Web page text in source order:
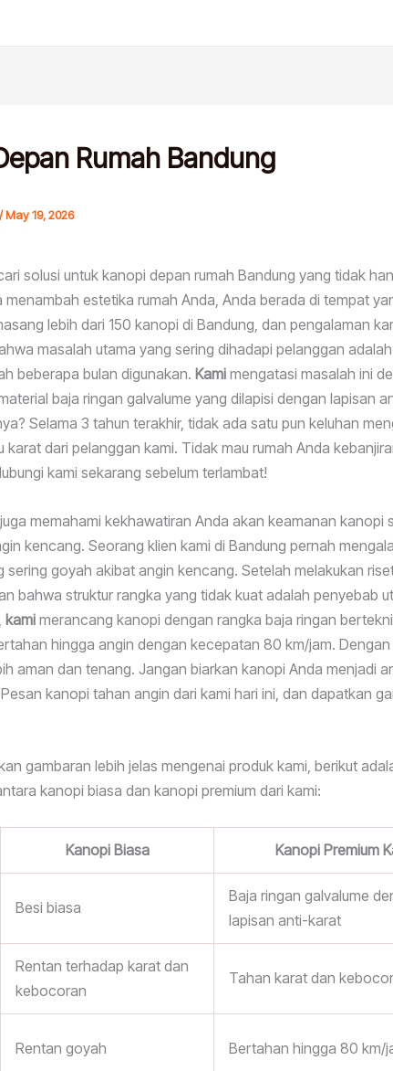
Rumah Bandung
/May 19, 2026
solusi untuk kanopi depan rumah Bandung yang tidak
menambah estetika rumah Anda, Anda berada di tempat
lebih dari 150 kanopi di Bandung, dan pengalaman
masalah utama yang sering dihadapi pelanggan
beberapa bulan digunakan. Kami mengatasi masalah ini
baja ringan galvalume yang dilapisi dengan lapisan
Selama 3 tahun terakhir, tidak ada satu pun keluhan
dari pelanggan kami. Tidak mau rumah Anda
kami sekarang sebelum terlambat!
memahami kekhawatiran Anda akan keamanan kanopi
kencang. Seorang klien kami di Bandung pernah
sering goyah akibat angin kencang. Setelah melakukan
bahwa struktur rangka yang tidak kuat adalah penyebab
kami merancang kanopi dengan rangka baja ringan
hingga angin dengan kecepatan 80 km/jam. Dengan
aman dan tenang. Jangan biarkan kanopi Anda menjadi
kanopi tahan angin dari kami hari ini, dan dapatkan
gambaran lebih jelas mengenai produk kami, berikut
kanopi biasa dan kanopi premium dari kami:
Kanopi Biasa Kanopi Premium
Besi biasa
Baja ringan galvalume
lapisan anti-karat
Rentan terhadap karat dan
kebocoran
Tahan karat dan
Rentan goyah Bertahan hingga 80 km/